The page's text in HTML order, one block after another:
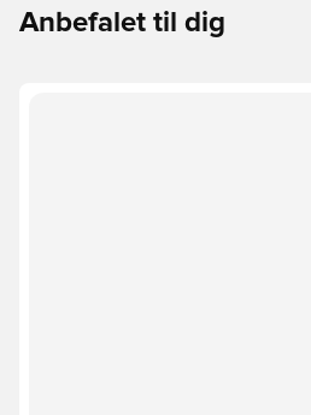
Anbefalet til dig